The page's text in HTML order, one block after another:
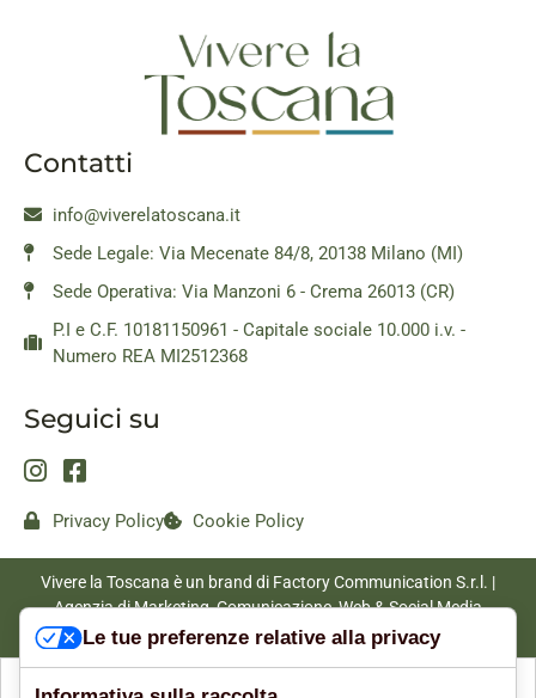
Contatti
info@viverelatoscana.it
Sede Legale: Via Mecenate 84/8, 20138 Milano (MI)
Sede Operativa: Via Manzoni 6 - Crema 26013 (CR)
P.I e C.F. 10181150961 - Capitale sociale 10.000 i.v. -
Numero REA MI2512368
Seguici su
Privacy Policy Cookie Policy
Vivere la Toscana è un brand di Factory Communication S.r.l. |
Agenzia di Marketing, Comunicazione, Web & Social Media
|www.factorycommunication.it
Le tue preferenze relative alla privacy